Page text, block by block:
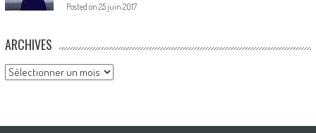
Posted on 25 juin 2017
ARCHIVES
Archives